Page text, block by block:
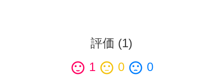
評価 (1)
sentiment_satisfied 1 sentiment_neutral 0 sentiment_dissatisfied 0